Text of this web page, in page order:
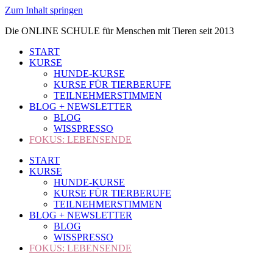
Zum Inhalt springen
Die ONLINE SCHULE für Menschen mit Tieren seit 2013
START
KURSE
HUNDE-KURSE
KURSE FÜR TIERBERUFE
TEILNEHMERSTIMMEN
BLOG + NEWSLETTER
BLOG
WISSPRESSO
FOKUS: LEBENSENDE
START
KURSE
HUNDE-KURSE
KURSE FÜR TIERBERUFE
TEILNEHMERSTIMMEN
BLOG + NEWSLETTER
BLOG
WISSPRESSO
FOKUS: LEBENSENDE